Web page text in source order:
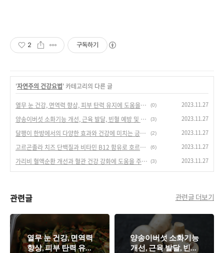
2 구독하기
'자연주의 건강요법' 카테고리의 다른 글
열무 눈 건강, 면역력 향상, 피부 탄력 유지에 도움을 주는 영양소 (0) 2023.11.27
양송이버섯 소화기능 개선, 근육 발달, 빈혈 예방 및 개선, 항암 효과, 피부 개선, 혈관 건강 증진에 도움을 주는 영양소 (3) 2023.11.27
달팽이 한방에서의 다양한 효과와 건강에 미치는 긍정적인 영향 (2) 2023.11.27
고르곤졸라 치즈 단백질과 비타민 B12 함유로 호르몬 조절과 면역력 강화, 뼈 건강에 도움을 주는 건강한 치즈 (6) 2023.11.27
가리비 혈액순환 개선과 혈관 건강 강화에 도움을 주는 식재료 (3) 2023.11.27
관련글 관련글 더보기
열무 눈 건강, 면역력
향상, 피부 탄력 유지
양송이버섯 소화기능
개선, 근육 발달, 빈혈